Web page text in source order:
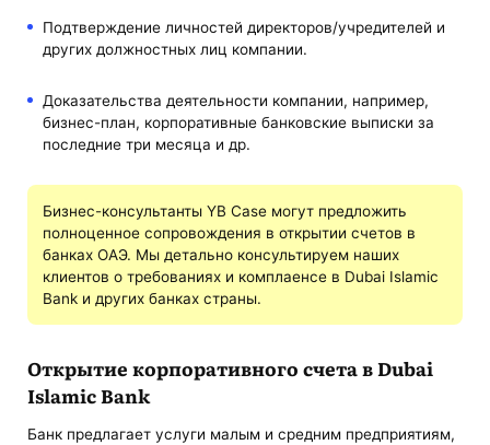
Подтверждение личностей директоров/учредителей и
других должностных лиц компании.
Доказательства деятельности компании, например,
бизнес-план, корпоративные банковские выписки за
последние три месяца и др.
Бизнес-консультанты YB Case могут предложить
полноценное сопровождения в открытии счетов в
банках ОАЭ. Мы детально консультируем наших
клиентов о требованиях и комплаенсе в Dubai Islamic
Bank и других банках страны.
Открытие корпоративного счета в Dubai
Islamic Bank
Банк предлагает услуги малым и средним предприятиям,